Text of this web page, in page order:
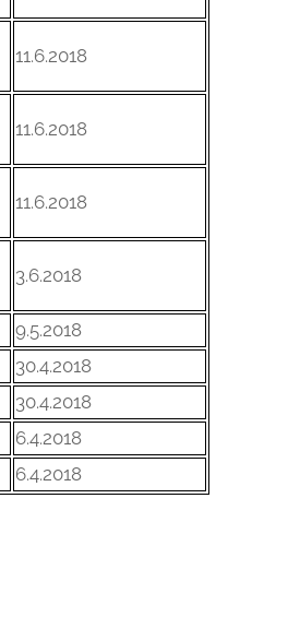
11.6.2018
11.6.2018
11.6.2018
3.6.2018
9.5.2018
30.4.2018
30.4.2018
6.4.2018
6.4.2018